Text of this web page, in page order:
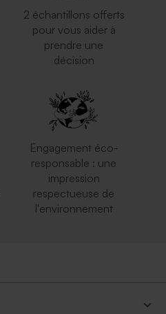
2 échantillons offerts
pour vous aider à
prendre une
décision
Engagement éco-
responsable : une
impression
respectueuse de
l'environnement